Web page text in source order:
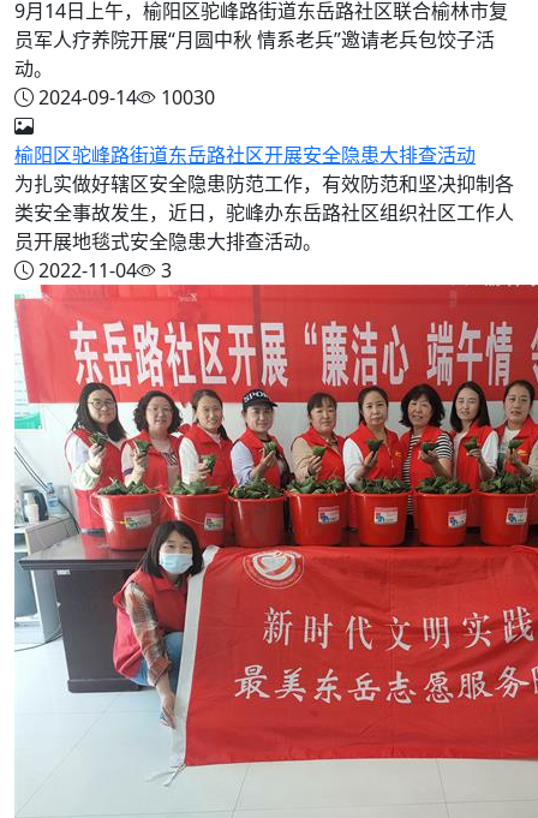
9月14日上午，榆阳区驼峰路街道东岳路社区联合榆林市复
员军人疗养院开展“月圆中秋 情系老兵”邀请老兵包饺子活
动。
2024-09-14
10030
榆阳区驼峰路街道东岳路社区开展安全隐患大排查活动
为扎实做好辖区安全隐患防范工作，有效防范和坚决抑制各
类安全事故发生，近日，驼峰办东岳路社区组织社区工作人
员开展地毯式安全隐患大排查活动。
2022-11-04
3